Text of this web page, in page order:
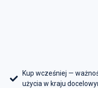
Kup wcześniej —
użycia w kraju